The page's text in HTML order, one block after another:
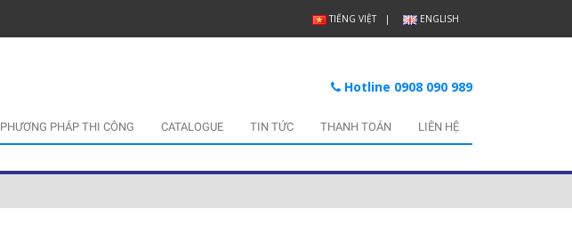
TIẾNG VIỆT ENGLISH
Hotline 0908 090 989
PHƯƠNG PHÁP THI CÔNG CATALOGUE TIN TỨC THANH TOÁN LIÊN HỆ